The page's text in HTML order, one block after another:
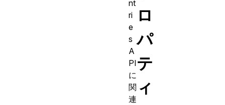
ロ
パ
テ
ィ
nt
ri
e
s
A
PI
に
関
連